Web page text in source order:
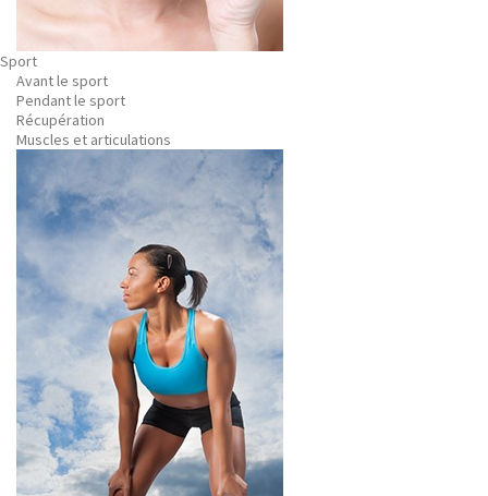
Sport
Avant le sport
Pendant le sport
Récupération
Muscles et articulations